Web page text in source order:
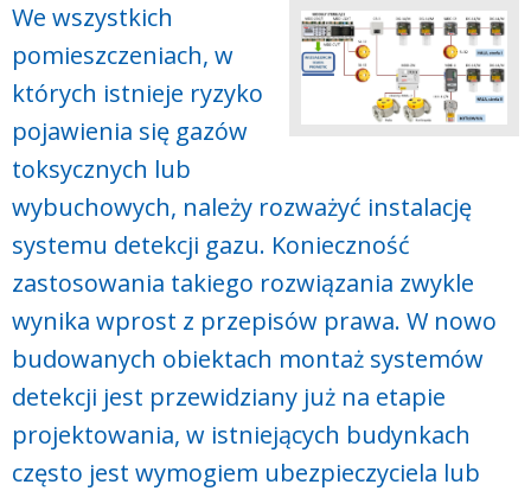
We wszystkich
pomieszczeniach, w
których istnieje ryzyko
pojawienia się gazów
toksycznych lub
wybuchowych, należy rozważyć instalację
systemu detekcji gazu. Konieczność
zastosowania takiego rozwiązania zwykle
wynika wprost z przepisów prawa. W nowo
budowanych obiektach montaż systemów
detekcji jest przewidziany już na etapie
projektowania, w istniejących budynkach
często jest wymogiem ubezpieczyciela lub